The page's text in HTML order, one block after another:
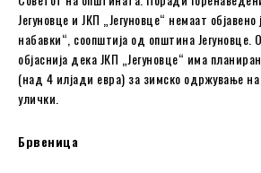
Јегуновце и ЈКП „Јегуновце“ немаат
набавки“, соопштија од oпштина
објаснија дека ЈКП „Јегуновце“ има
(над 4 илјади евра) за зимско одржување
улички.
Брвеница